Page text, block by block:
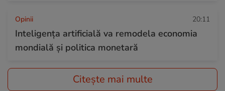
Opinii 20:11
Inteligența artificială va remodela economia
mondială și politica monetară
Citește mai multe